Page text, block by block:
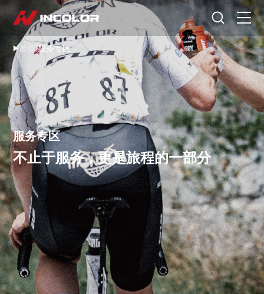
首页
自行车
零部件
骑行故事
关于我们
服务专区
门店查询
选择语言
首页/服务专区
服务专区
不止于服务，更是旅程的一部分